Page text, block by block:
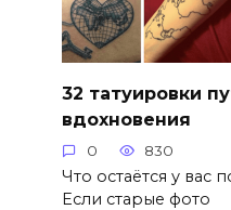
32 татуировки
вдохновения
0 830
Что остаётся у вас
Если старые фото